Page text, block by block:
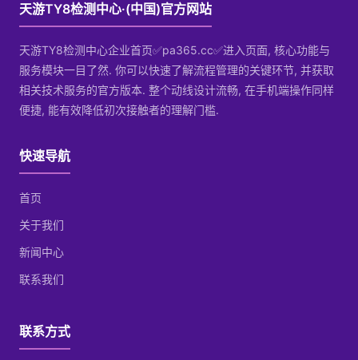
天游TY8检测中心·(中国)官方网站
天游TY8检测中心企业首页✅pa365.cc✅进入页面, 核心功能与
服务模块一目了然. 你可以快速了解流程管理的关键环节, 并获取
相关技术服务的官方版本. 整个动线设计流畅, 在手机端操作同样
便捷, 能有效降低初次接触者的理解门槛.
快速导航
首页
关于我们
新闻中心
联系我们
联系方式